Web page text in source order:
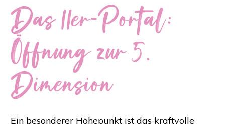
Das 11er-Portal:
Öffnung zur 5.
Dimension
Ein besonderer Höhepunkt ist das kraftvolle